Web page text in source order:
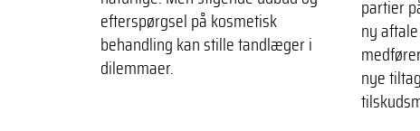
efterspørgsel på kosmetisk
behandling kan stille tandlæger i
dilemmaer.
partier
ny
nye